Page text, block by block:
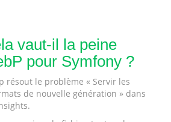
vaut-il la peine
pour Symfony ?
résout le problème « Servir les
de nouvelle génération » dans